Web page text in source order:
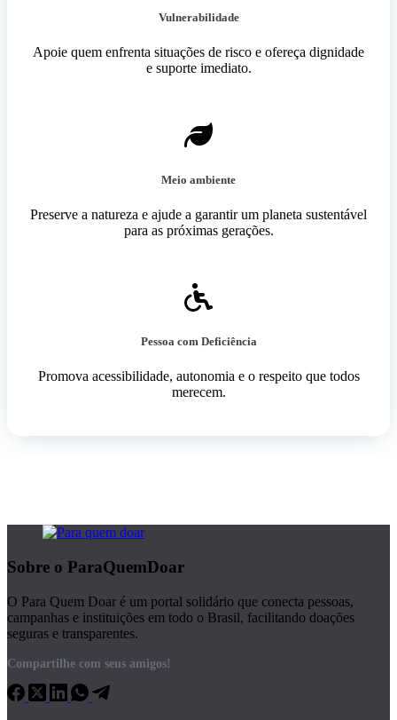
Vulnerabilidade
Apoie quem enfrenta situações de risco e ofereça dignidade
e suporte imediato.
Meio ambiente
Preserve a natureza e ajude a garantir um planeta sustentável
para as próximas gerações.
Pessoa com Deficiência
Promova acessibilidade, autonomia e o respeito que todos
merecem.
Sobre o ParaQuemDoar
O Para Quem Doar é um portal solidário que conecta pessoas,
campanhas e instituições em todo o Brasil, facilitando doações
seguras e transparentes.
Compartilhe com seus amigos!